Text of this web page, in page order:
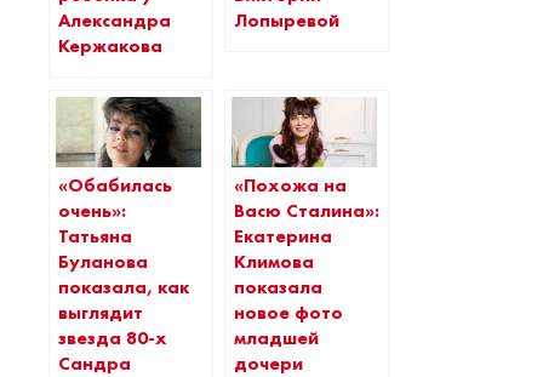
Александра
Кержакова
Лопыревой
«Обабилась
очень»:
Татьяна
Буланова
показала, как
выглядит
звезда 80-х
Сандра
«Похожа на
Васю Сталина»:
Екатерина
Климова
показала
новое фото
младшей
дочери